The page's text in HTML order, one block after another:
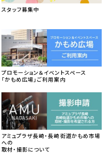
スタッフ募集中
プロモーション＆イベントスペース
「かもめ広場」ご利用案内
アミュプラザ長崎・長崎街道かもめ市場
への
取材・撮影について